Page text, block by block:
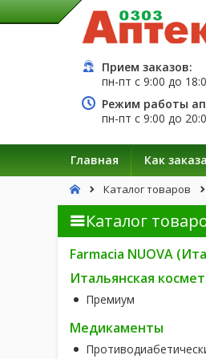
Прием заказов:
пн-пт с9:00 до
Режим работы
пн-пт с9:00 до
Главная Как
Каталог товаров
Каталог
Farmacia NUOVA
Итальянская
Премиум
Медикаменты